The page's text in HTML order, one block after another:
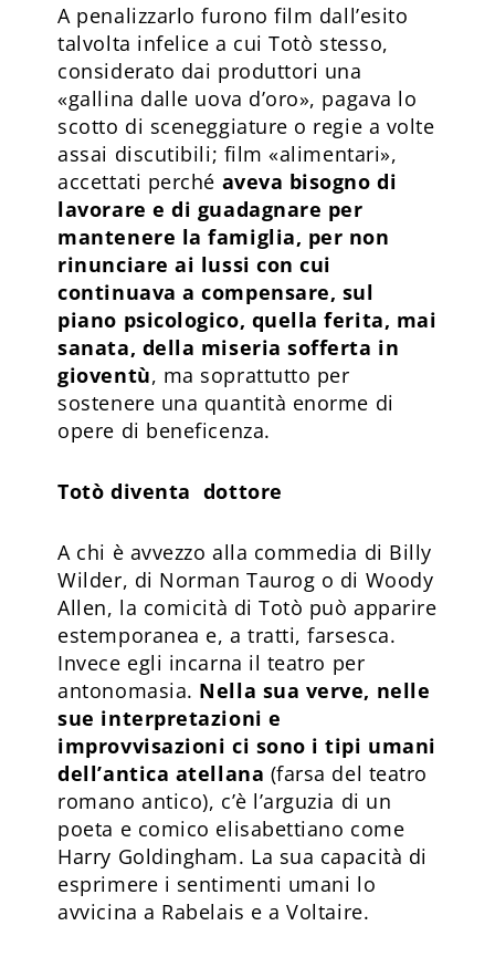
A penalizzarlo furono film dal­l’esito
talvolta infelice a cui Totò stesso,
considerato dai produttori una
«gallina dalle uova d’oro», pagava lo
scotto di sceneggiature o regie a volte
assai discutibili; film «alimentari»,
accettati perché aveva bisogno di
lavorare e di guadagnare per
mantenere la famiglia, per non
rinunciare ai lussi con cui
continuava a compensare, sul
piano psicologico, quella ferita, mai
sanata, della miseria sofferta in
gioventù, ma soprattutto per
sostenere una quantità enorme di
opere di beneficenza.
Totò diventa dottore
A chi è avvezzo alla commedia di Billy
Wilder, di Norman Taurog o di Woody
Allen, la comicità di Totò può apparire
estemporanea e, a tratti, farsesca.
Invece egli incarna il teatro per
antonomasia. Nella sua verve, nelle
sue interpretazioni e
improvvisazioni ci sono i tipi umani
dell’antica atellana (farsa del teatro
romano antico), c’è l’arguzia di un
poeta e comico elisabettiano come
Harry Goldingham. La sua capacità di
esprimere i sentimenti umani lo
avvicina a Rabelais e a Voltaire.